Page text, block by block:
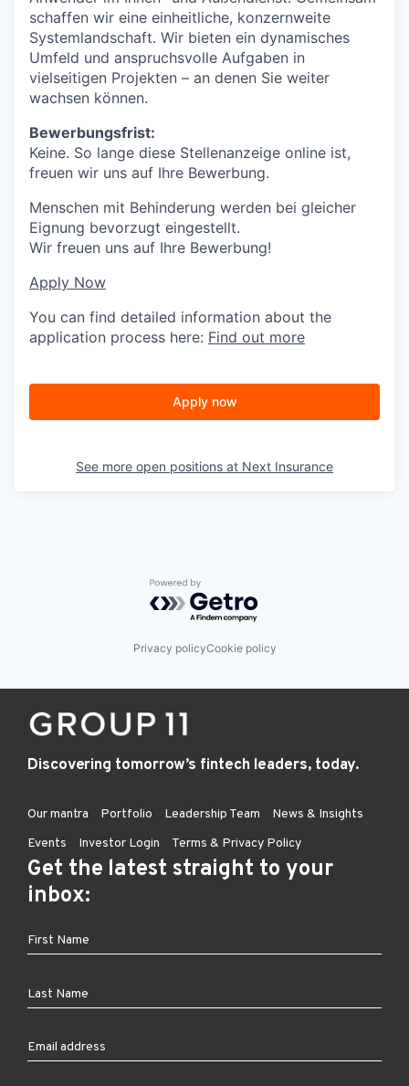
schaffen wir eine einheitliche, konzernweite
Systemlandschaft. Wir bieten ein dynamisches
Umfeld und anspruchsvolle Aufgaben in
vielseitigen Projekten – an denen Sie weiter
wachsen können.
Bewerbungsfrist:
Keine. So lange diese Stellenanzeige online ist,
freuen wir uns auf Ihre Bewerbung.
Menschen mit Behinderung werden bei gleicher
Eignung bevorzugt eingestellt.
Wir freuen uns auf Ihre Bewerbung!
Apply Now
You can find detailed information about the
application process here: Find out more
Apply now
See more open positions at Next Insurance
Powered by Getro.com
Privacy policyCookie policy
Discovering tomorrow’s fintech leaders, today.
Our mantra Portfolio Leadership Team
News & Insights
Events
Investor Login Terms & Privacy Policy
Get the latest straight to your
inbox: